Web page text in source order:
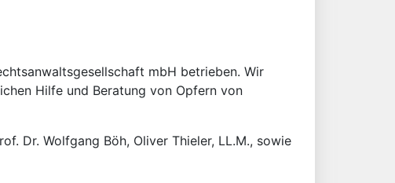
mbH betrieben. Wir
Hilfe und Beratung von Opfern von
Dr. Wolfgang Böh, Oliver Thieler, LL.M., sowie